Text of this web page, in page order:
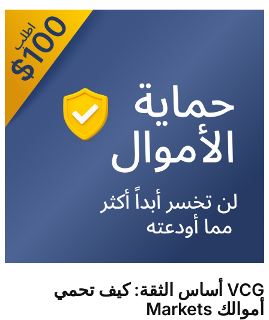
أساس الثقة: كيف تحمي VCG
Markets أموالك